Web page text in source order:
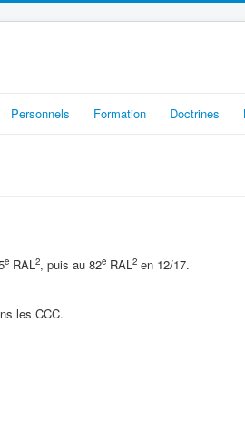
Personnels Formation Doctrines
e RAL2, puis au 82e RAL2 en 12/17.
les CCC.